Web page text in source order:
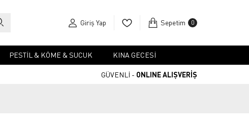
Giriş Yap Sepetim 0
PESTIL & KÖME & SUCUK KINA GECESI
GÜVENLİ - ONLINE ALIŞVERİŞ